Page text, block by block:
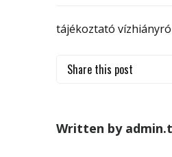
tájékoztató
Share this post
Written by